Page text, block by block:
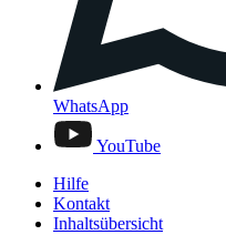
WhatsApp
YouTube
Hilfe
Kontakt
Inhaltsübersicht